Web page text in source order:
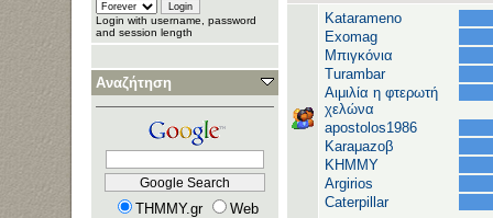
Login with username, password
and session length
Αναζήτηση
THMMY.gr
Web
Katarameno
Exomag
Μπιγκόνια
Turambar
Αιμιλία η φτερωτή
χελώνα
apostolos1986
Karaμazoβ
ΚΗΜΜΥ
Argirios
Caterpillar